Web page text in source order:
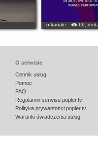
o kanale 66,
O serwisie
Cennik usług
Pomoc
FAQ
Regulamin serwisu popler.tv
Polityka prywantości popler.tv
Warunki świadczenia usług